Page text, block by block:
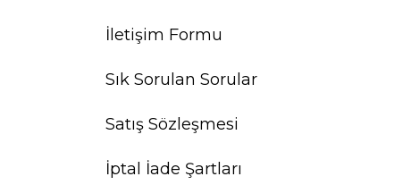
İletişim Formu
Sık Sorulan Sorular
Satış Sözleşmesi
İptal İade Şartları